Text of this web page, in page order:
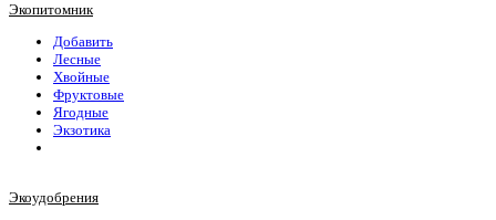
Экопитомник
Добавить
Лесные
Хвойные
Фруктовые
Ягодные
Экзотика
Экоудобрения